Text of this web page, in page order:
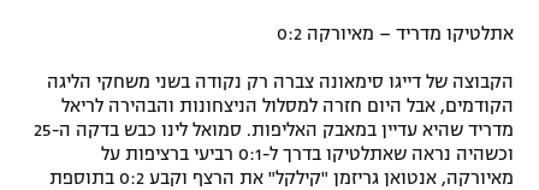
אתלטיקו מדריד – מאיורקה 0:2
הקבוצה של דייגו סימאונה צברה רק נקודה בשני משחקי הליגה
הקודמים, אבל היום חזרה למסלול הניצחונות והבהירה לריאל
מדריד שהיא עדיין במאבק האליפות. סמואל לינו כבש בדקה ה-25
וכשהיה נראה שאתלטיקו בדרך ל-0:1 רביעי ברציפות על
מאיורקה, אנטואן גריזמן "קילקל" את הרצף וקבע 0:2 בתוספת